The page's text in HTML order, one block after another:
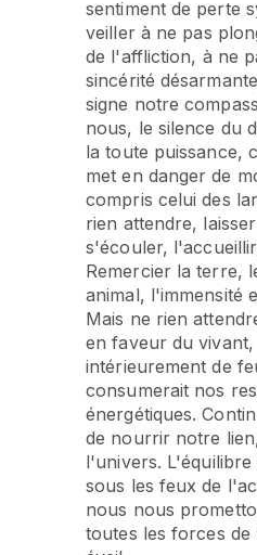
sentiment de perte
veiller à ne pas
de l'affliction, à ne
sincérité
signe notre
nous, le silence du
la toute puissance,
met en danger de
compris celui des
rien attendre,
s'écouler,
Remercier la terre,
animal, l'immensité
Mais ne rien
en faveur du
intérieurement de
consumerait nos
énergétiques.
de nourrir notre
l'univers.
sous les feux de
nous nous
toutes les forces de